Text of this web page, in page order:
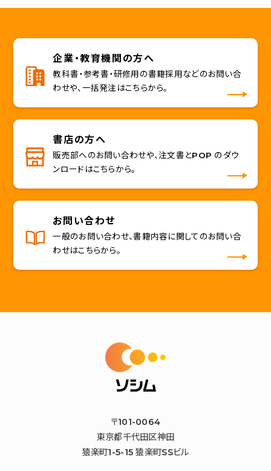
企業・教育機関の方へ
教科書・参考書・研修用の書籍採用などのお問い合
わせや、一括発注はこちらから。
書店の方へ
販売部へのお問い合わせや、注文書とPOP のダウ
ンロードはこちらから。
お問い合わせ
一般のお問い合わせ、書籍内容に関してのお問い合
わせはこちらから。
〒101-0064
東京都千代田区神田
猿楽町1-5-15 猿楽町SSビル